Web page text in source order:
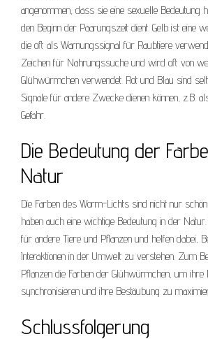
angenommen, dass sie eine sexuelle Bedeutung
den Beginn der Paarungszeit dient. Gelb ist eine
die oft als Warnungssignal für Raubtiere
Zeichen für Nahrungssuche und wird oft von
Glühwürmchen verwendet. Rot und Blau sind
Signale für andere Zwecke dienen können, z.B.
Gefahr.
Die Bedeutung der
Natur
Die Farben des Worm-Lichts sind nicht nur
haben auch eine wichtige Bedeutung in der
für andere Tiere und Pflanzen und helfen dabei,
Interaktionen in der Umwelt zu verstehen. Zum
Pflanzen die Farben der Glühwürmchen, um ihre
synchronisieren und ihre Bestäubung zu
Schlussfolgerung